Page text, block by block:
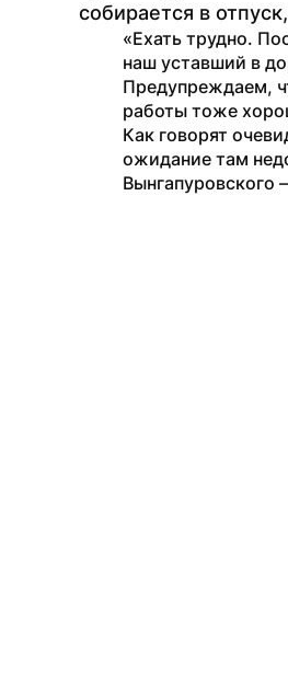
собирается в
«Ехать трудно.
наш уставший в
Предупреждаем,
работы тоже
Как говорят
ожидание там
Вынгапуровского